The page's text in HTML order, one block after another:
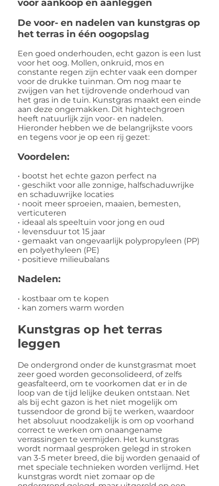
De voor- en nadelen van kunstgras op
het terras in één oogopslag
Een goed onderhouden, echt gazon is een lust
voor het oog. Mollen, onkruid, mos en
constante regen zijn echter vaak een domper
voor de drukke tuinman. Om nog maar te
zwijgen van het tijdrovende onderhoud van
het gras in de tuin. Kunstgras maakt een einde
aan deze ongemakken. Dit hightechgroen
heeft natuurlijk zijn voor- en nadelen.
Hieronder hebben we de belangrijkste voors
en tegens voor je op een rij gezet:
Voordelen:
• bootst het echte gazon perfect na
• geschikt voor alle zonnige, halfschaduwrijke
en schaduwrijke locaties
• nooit meer sproeien, maaien, bemesten,
verticuteren
• ideaal als speeltuin voor jong en oud
• levensduur tot 15 jaar
• gemaakt van ongevaarlijk polypropyleen (PP)
en polyethyleen (PE)
• positieve milieubalans
Nadelen:
• kostbaar om te kopen
• kan zomers warm worden
Kunstgras op het terras
leggen
De ondergrond onder de kunstgrasmat moet
zeer goed worden geconsolideerd, of zelfs
geasfalteerd, om te voorkomen dat er in de
loop van de tijd lelijke deuken ontstaan. Net
als bij echt gazon is het niet mogelijk om
tussendoor de grond bij te werken, waardoor
het absoluut noodzakelijk is om op voorhand
correct te werken om onaangename
verrassingen te vermijden. Het kunstgras
wordt normaal gesproken gelegd in stroken
van 3-5 meter breed, die bij worden genaaid of
met speciale technieken worden verlijmd. Het
kunstgras wordt niet zomaar op de